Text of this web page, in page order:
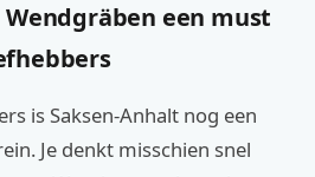
Wendgräben een must
is Saksen-Anhalt nog een
Je denkt misschien snel